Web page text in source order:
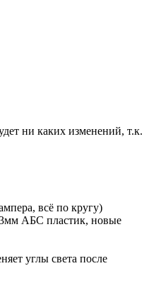
ни каких изменений, т.к.
всё по кругу)
3мм АБС пластик, новые
углы света после